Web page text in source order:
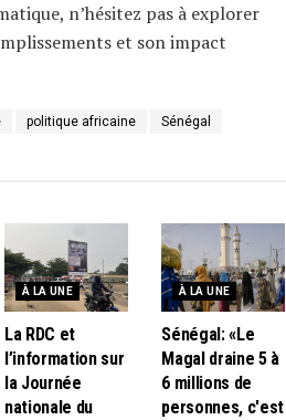
n’hésitez pas à explorer
et son impact
politique africaine Sénégal
À LA UNE
La RDC et
l’information sur
la Journée
nationale du
À LA UNE
Sénégal: «Le
Magal draine 5 à
6 millions de
personnes, c'est